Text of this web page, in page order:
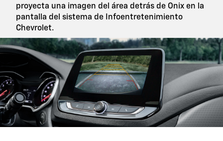
proyecta una imagen del área detrás de Onix en la
pantalla del sistema de Infoentretenimiento
Chevrolet.